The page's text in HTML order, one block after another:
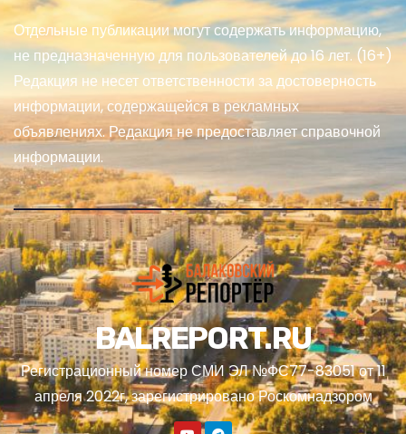
Отдельные публикации могут содержать информацию,
не предназначенную для пользователей до 16 лет. (16+)
Редакция не несет ответственности за достоверность
информации, содержащейся в рекламных
объявлениях. Редакция не предоставляет справочной
информации.
BALREPORT.RU
Регистрационный номер СМИ ЭЛ №ФС77-83051 от 11
апреля 2022г, зарегистрировано Роскомнадзором